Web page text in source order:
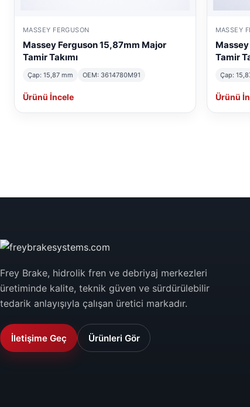
MASSEY FERGUSON
Massey Ferguson 15,87mm Major
Tamir Takımı
Çap: 15,87 mm OEM: 3614780M91
Ürünü İncele
MASSEY
Tamir
Çap:
Ürünü
Frey Brake, hidrolik fren ve debriyaj merkezleri
üretiminde kalite, teknik güven ve sürdürülebilir
tedarik anlayışıyla çalışan üretici markadır.
İletişime Geç Ürünleri Gör